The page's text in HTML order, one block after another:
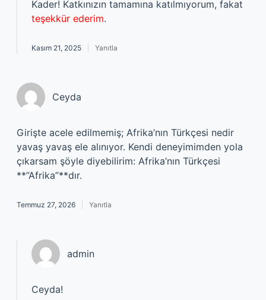
Kader! Katkınızın tamamına katılmıyorum, fakat
teşekkür ederim.
Kasım 21, 2025 Yanıtla
Ceyda
Girişte acele edilmemiş; Afrika’nın Türkçesi nedir
yavaş yavaş ele alınıyor. Kendi deneyimimden yola
çıkarsam şöyle diyebilirim: Afrika’nın Türkçesi
**”Afrika”**dır.
Temmuz 27, 2026 Yanıtla
admin
Ceyda!